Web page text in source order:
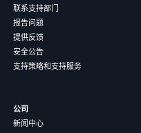
联系支持部门
报告问题
提供反馈
安全公告
支持策略和支持服务
公司
新闻中心